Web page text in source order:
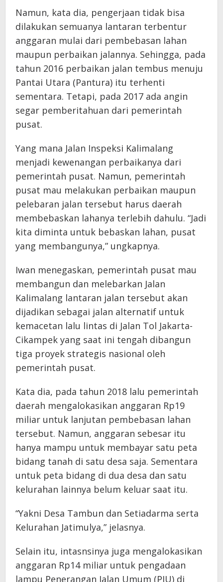
Namun, kata dia, pengerjaan tidak bisa
dilakukan semuanya lantaran terbentur
anggaran mulai dari pembebasan lahan
maupun perbaikan jalannya. Sehingga, pada
tahun 2016 perbaikan jalan tembus menuju
Pantai Utara (Pantura) itu terhenti
sementara. Tetapi, pada 2017 ada angin
segar pemberitahuan dari pemerintah
pusat.
Yang mana Jalan Inspeksi Kalimalang
menjadi kewenangan perbaikanya dari
pemerintah pusat. Namun, pemerintah
pusat mau melakukan perbaikan maupun
pelebaran jalan tersebut harus daerah
membebaskan lahanya terlebih dahulu. “Jadi
kita diminta untuk bebaskan lahan, pusat
yang membangunya,” ungkapnya.
Iwan menegaskan, pemerintah pusat mau
membangun dan melebarkan Jalan
Kalimalang lantaran jalan tersebut akan
dijadikan sebagai jalan alternatif untuk
kemacetan lalu lintas di Jalan Tol Jakarta-
Cikampek yang saat ini tengah dibangun
tiga proyek strategis nasional oleh
pemerintah pusat.
Kata dia, pada tahun 2018 lalu pemerintah
daerah mengalokasikan anggaran Rp19
miliar untuk lanjutan pembebasan lahan
tersebut. Namun, anggaran sebesar itu
hanya mampu untuk membayar satu peta
bidang tanah di satu desa saja. Sementara
untuk peta bidang di dua desa dan satu
kelurahan lainnya belum keluar saat itu.
“Yakni Desa Tambun dan Setiadarma serta
Kelurahan Jatimulya,” jelasnya.
Selain itu, intasnsinya juga mengalokasikan
anggaran Rp14 miliar untuk pengadaan
lampu Penerangan Jalan Umum (PJU) di